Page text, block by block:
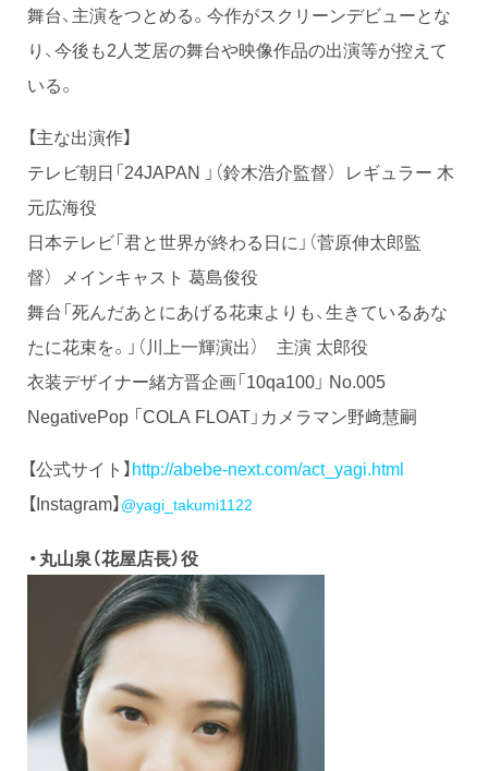
舞台、主演をつとめる。今作がスクリーンデビューとな
り、今後も2人芝居の舞台や映像作品の出演等が控えて
いる。
【主な出演作】
テレビ朝日「24JAPAN 」（鈴木浩介監督） レギュラー 木
元広海役
日本テレビ「君と世界が終わる日に」（菅原伸太郎監
督） メインキャスト 葛島俊役
舞台「死んだあとにあげる花束よりも、生きているあな
たに花束を。」（川上一輝演出） 主演 太郎役
衣装デザイナー緒方晋企画「10qa100」 No.005
NegativePop 「COLA FLOAT」カメラマン野﨑慧嗣
【公式サイト】http://abebe-next.com/act_yagi.html
【Instagram】@yagi_takumi1122
・丸山泉（花屋店長）役